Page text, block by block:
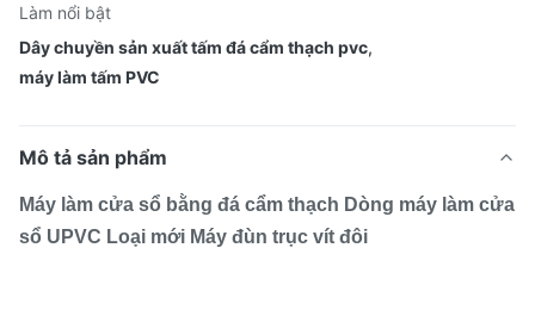
Làm nổi bật
Dây chuyền sản xuất tấm đá cẩm thạch pvc,
máy làm tấm PVC
Mô tả sản phẩm
Máy làm cửa sổ bằng đá cẩm thạch Dòng máy làm cửa
sổ UPVC Loại mới Máy đùn trục vít đôi